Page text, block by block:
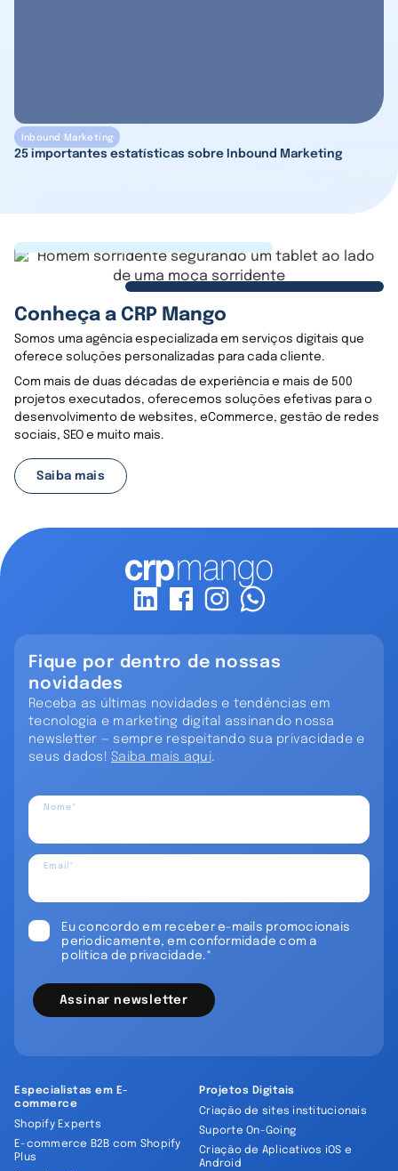
Inbound Marketing
25 importantes estatísticas sobre Inbound Marketing
Conheça a CRP Mango
Somos uma agência especializada em serviços digitais que
oferece soluções personalizadas para cada cliente.
Com mais de duas décadas de experiência e mais de 500
projetos executados, oferecemos soluções efetivas para o
desenvolvimento de websites, eCommerce, gestão de redes
sociais, SEO e muito mais.
Saiba mais
Fique por dentro de nossas
novidades
Receba as últimas novidades e tendências em
tecnologia e marketing digital assinando nossa
newsletter — sempre respeitando sua privacidade e
seus dados! Saiba mais aqui.
Nome*
Email*
Eu concordo em receber e-mails promocionais
periodicamente, em conformidade com a
política de privacidade.*
Assinar newsletter
Especialistas em E-
commerce
Shopify Experts
E-commerce B2B com Shopify
Plus
Projetos Digitais
Criação de sites institucionais
Suporte On-Going
Criação de Aplicativos iOS e
Android